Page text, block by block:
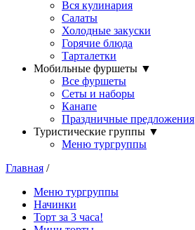
Вся кулинария
Салаты
Холодные закуски
Горячие блюда
Тарталетки
Мобильные фуршеты ▼
Все фуршеты
Сеты и наборы
Канапе
Праздничные предложения
Туристические группы ▼
Меню тургруппы
Главная /
Меню тургруппы
Начинки
Торт за 3 часа!